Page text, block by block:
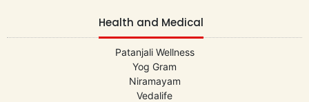
Health and Medical
Patanjali Wellness
Yog Gram
Niramayam
Vedalife